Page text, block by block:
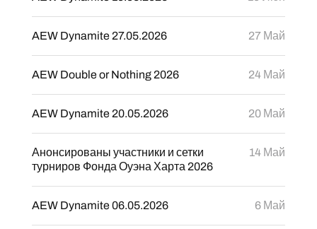
AEW Dynamite 27.05.2026 27 Май
AEW Double or Nothing 2026 24 Май
AEW Dynamite 20.05.2026 20 Май
Анонсированы участники и сетки
турниров Фонда Оуэна Харта 2026
14 Май
AEW Dynamite 06.05.2026 6 Май